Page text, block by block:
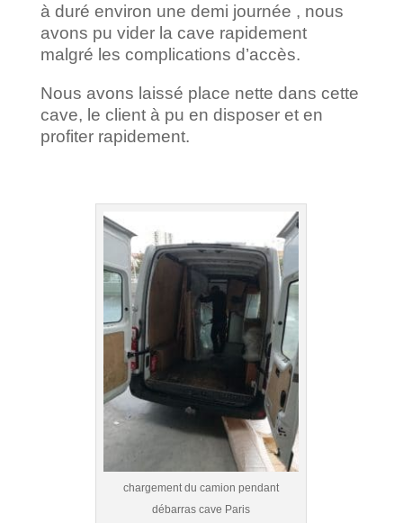
à duré environ une demi journée , nous
avons pu vider la cave rapidement
malgré les complications d’accès.
Nous avons laissé place nette dans cette
cave, le client à pu en disposer et en
profiter rapidement.
chargement du camion pendant
débarras cave Paris